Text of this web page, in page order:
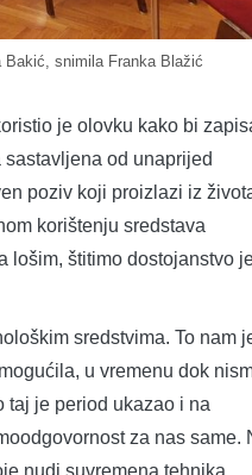
snimila Franka Blažić
je olovku kako bi
od unaprijed
poziv koji proizlazi iz
korištenju sredstava
lošim, štitimo dostojanstvo
sredstvima. To nam
u vremenu dok
taj je period ukazao i na
za nas same.
nudi suvremena tehnika